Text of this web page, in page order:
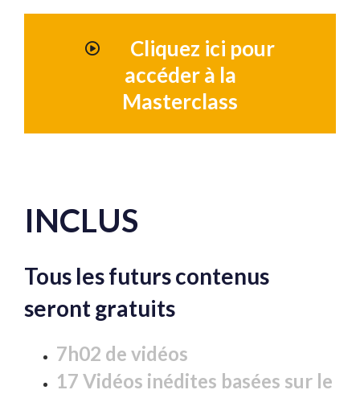
Cliquez ici pour
accéder à la
Masterclass
INCLUS
Tous les futurs contenus
seront gratuits
7h02 de vidéos
17 Vidéos inédites basées sur le